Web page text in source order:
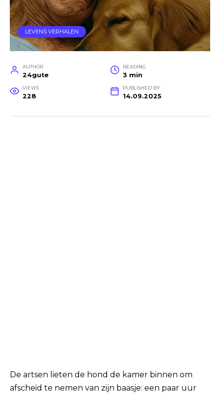
LEVENS VERHALEN
AUTHOR
24gute
READING
3 min
VIEWS
228
PUBLISHED BY
14.09.2025
De artsen lieten de hond de kamer binnen om
afscheid te nemen van zijn baasje: een paar uur